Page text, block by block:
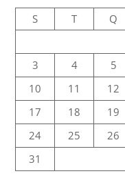
S
T Q
3
4 5
10
11 12
17
18 19
24
25 26
31